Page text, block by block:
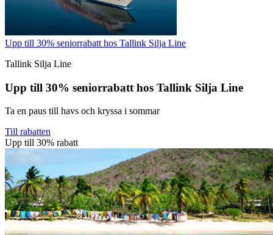
Upp till 30% seniorrabatt hos Tallink Silja Line
Tallink Silja Line
Upp till 30% seniorrabatt hos Tallink Silja Line
Ta en paus till havs och kryssa i sommar
Till rabatten
Upp till 30% rabatt